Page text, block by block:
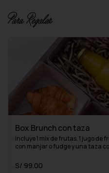
Para Regalar
Box Brunch con taza
Incluye 1 mix de frutas, 1 jugo de
con manjar o fudge y una taza
S/ 99.00